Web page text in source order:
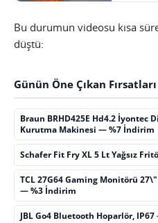
Bu durumun videosu kısa
düştü:
Günün Öne Çıkan Fırsatları
Braun BRHD425E Hd4.2 İyontec
Kurutma Makinesi — %7 İndirim
Schafer Fit Fry XL 5 Lt Yağsız
TCL 27G64 Gaming Monitörü
— %3 İndirim
JBL Go4 Bluetooth Hoparlör,